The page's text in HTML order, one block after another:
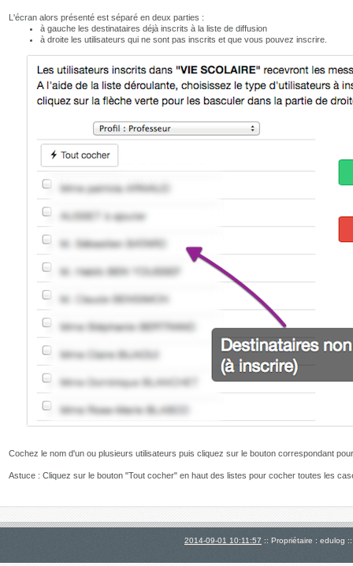
L'écran alors présenté est séparé en deux parties :
à gauche les destinataires déjà inscrits à la liste de diffusion
à droite les utilisateurs qui ne sont pas inscrits et que vous pouvez inscrire.
Cochez le nom d'un ou plusieurs utilisateurs puis cliquez sur le bouton correspondant
Astuce : Cliquez sur le bouton "Tout cocher" en haut des listes pour cocher toutes les
2014-09-01 10:11:57 :: Propriétaire : edulog